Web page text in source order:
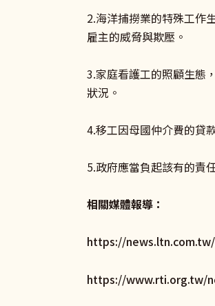
2.海洋捕撈業的特殊工作
雇主的威脅與欺壓。
3.家庭看護工的照顧生態
狀況。
4.移工因母國仲介費的貸
5.政府應當負起該有的責
相關媒體報導：
https://
https://www.rti.org.tw/